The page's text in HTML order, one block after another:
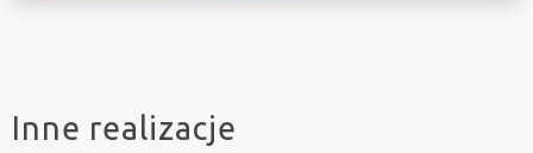
Inne realizacje